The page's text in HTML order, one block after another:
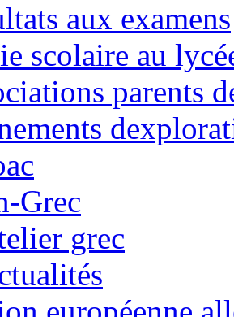
aux examens
scolaire au
parents
Grec
grec